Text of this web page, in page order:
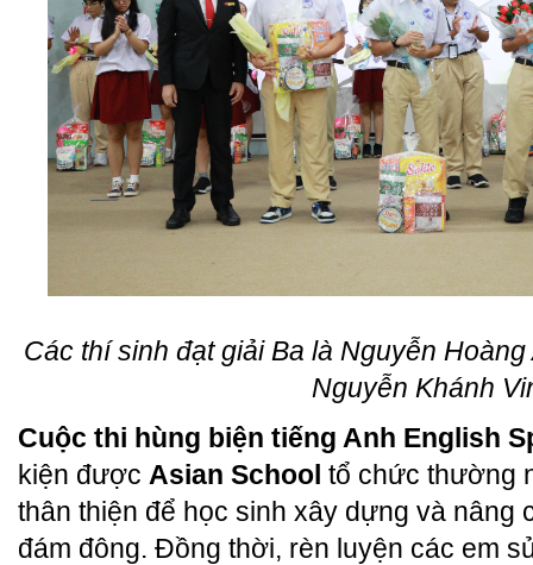
Các thí sinh đạt giải Ba là Nguyễn
Nguyễn Khánh
Cuộc thi hùng biện tiếng Anh English
kiện được Asian School tổ chức thường
thân thiện để học sinh xây dựng và nâng
đám đông. Đồng thời, rèn luyện các em